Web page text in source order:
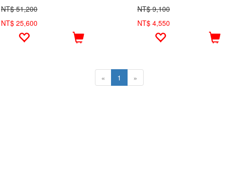
NT$ 51,200
NT$ 25,600
NT$ 9,100
NT$ 4,550
« 1 »